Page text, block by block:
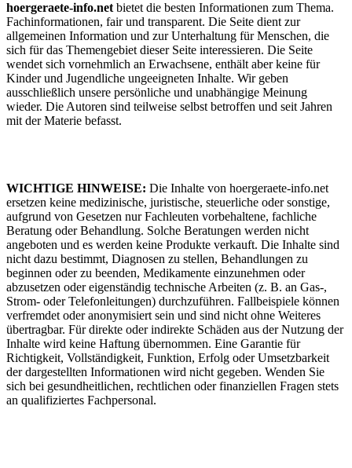
hoergeraete-info.netbietet die besten Informationen zum Thema.
Fachinformationen, fair und transparent. Die Seite dient zur
allgemeinen Information und zur Unterhaltung für Menschen, die
sich für das Themengebiet dieser Seite interessieren. Die Seite
wendet sich vornehmlich an Erwachsene, enthält aber keine für
Kinder und Jugendliche ungeeigneten Inhalte. Wir geben
ausschließlich unsere persönliche und unabhängige Meinung
wieder. Die Autoren sind teilweise selbst betroffen und seit Jahren
mit der Materie befasst.
WICHTIGE HINWEISE: Die Inhalte von hoergeraete-info.net
ersetzen keine medizinische, juristische, steuerliche oder sonstige,
aufgrund von Gesetzen nur Fachleuten vorbehaltene, fachliche
Beratung oder Behandlung. Solche Beratungen werden nicht
angeboten und es werden keine Produkte verkauft. Die Inhalte sind
nicht dazu bestimmt, Diagnosen zu stellen, Behandlungen zu
beginnen oder zu beenden, Medikamente einzunehmen oder
abzusetzen oder eigenständig technische Arbeiten (z. B. an Gas-,
Strom- oder Telefonleitungen) durchzuführen. Fallbeispiele können
verfremdet oder anonymisiert sein und sind nicht ohne Weiteres
übertragbar. Für direkte oder indirekte Schäden aus der Nutzung der
Inhalte wird keine Haftung übernommen. Eine Garantie für
Richtigkeit, Vollständigkeit, Funktion, Erfolg oder Umsetzbarkeit
der dargestellten Informationen wird nicht gegeben. Wenden Sie
sich bei gesundheitlichen, rechtlichen oder finanziellen Fragen stets
an qualifiziertes Fachpersonal.